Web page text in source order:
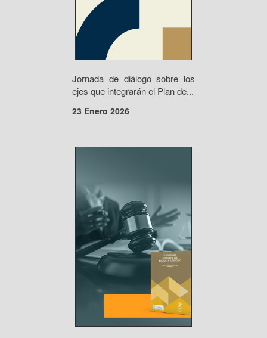
Jornada de diálogo sobre los
ejes que integrarán el Plan de...
23 Enero 2026